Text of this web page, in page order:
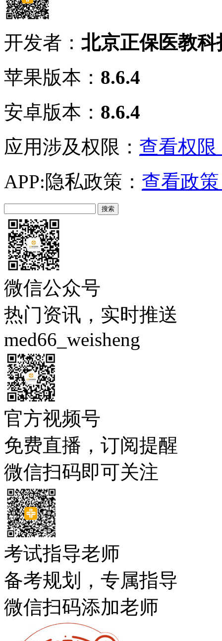
开发者： 北京正保医教
苹果版本： 8.6.4
安卓版本： 8.6.4
应用涉及权限： 查看权限
APP:隐私政策： 查看政
微信公众号
热门资讯，实时推送
med66_weisheng
官方视频号
免费直播，订阅提醒
微信扫码即可关注
考试指导老师
备考规划，专属指导
微信扫码添加老师